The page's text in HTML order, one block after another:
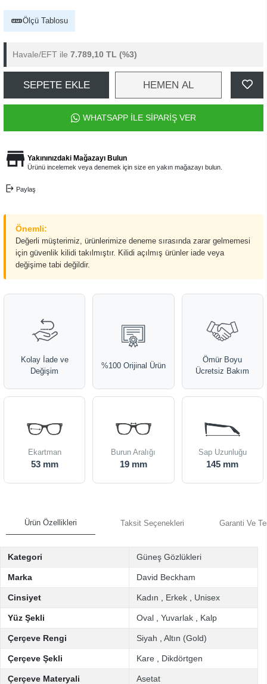
Ölçü Tablosu
Havale/EFT ile 7.789,10 TL (%3)
SEPETE EKLE HEMEN AL
WHATSAPP İLE SİPARİŞ VER
Yakınınızdaki Mağazayı Bulun
Ürünü incelemek veya denemek için size en yakın mağazayı bulun.
Paylaş
Önemli:
Değerli müşterimiz, ürünlerimize deneme sırasında zarar gelmemesi
için güvenlik kilidi takılmıştır. Kilidi açılmış ürünler iade veya
değişime tabi değildir.
Kolay İade ve
Değişim
%100 Orijinal Ürün
Ömür Boyu
Ücretsiz Bakım
Ekartman
53 mm
Burun Aralığı
19 mm
Sap Uzunluğu
145 mm
Ürün Özellikleri Taksit Seçenekleri Garanti Ve
Kategori Güneş Gözlükleri
Marka David Beckham
Cinsiyet Kadın Erkek Unisex
Yüz Şekli Oval Yuvarlak Kalp
Çerçeve Rengi Siyah Altın (Gold)
Çerçeve Şekli Kare Dikdörtgen
Çerçeve Materyali Asetat